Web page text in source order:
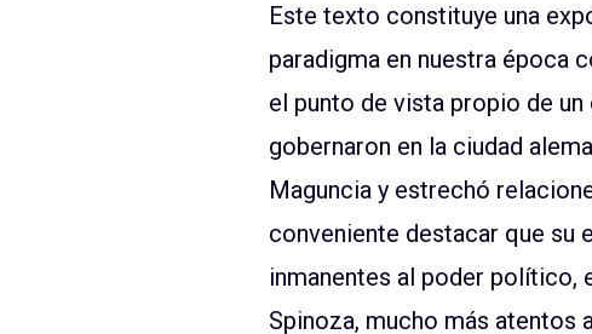
Este texto constituye una
paradigma en nuestra época
el punto de vista propio de
gobernaron en la ciudad
Maguncia y estrechó
conveniente destacar que su
inmanentes al poder político,
Spinoza, mucho más atentos